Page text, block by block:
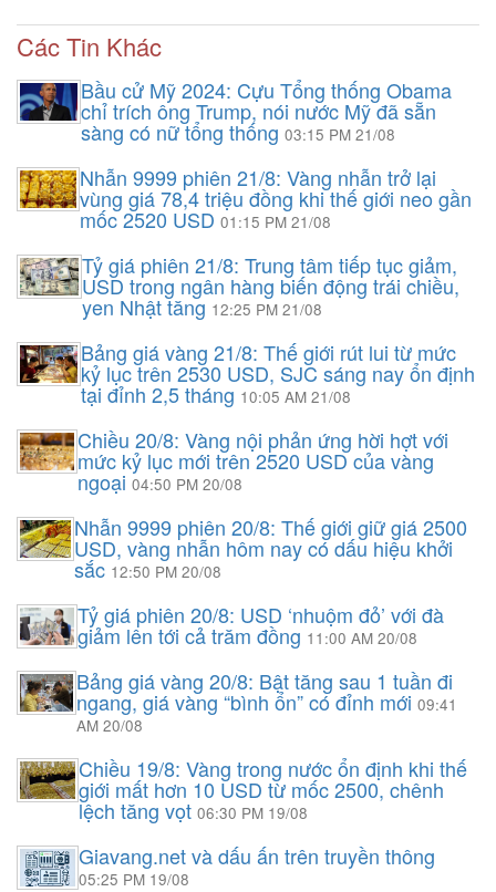
Các Tin Khác
Bầu cử Mỹ 2024: Cựu Tổng thống Obama
chỉ trích ông Trump, nói nước Mỹ đã sẵn
sàng có nữ tổng thống03:15 PM 21/08
Nhẫn 9999 phiên 21/8: Vàng nhẫn trở lại
vùng giá 78,4 triệu đồng khi thế giới neo gần
mốc 2520 USD01:15 PM 21/08
Tỷ giá phiên 21/8: Trung tâm tiếp tục giảm,
USD trong ngân hàng biến động trái chiều,
yen Nhật tăng 12:25 PM 21/08
Bảng giá vàng 21/8: Thế giới rút lui từ mức
kỷ lục trên 2530 USD, SJC sáng nay ổn định
tại đỉnh 2,5 tháng 10:05 AM 21/08
Chiều 20/8: Vàng nội phản ứng hời hợt với
mức kỷ lục mới trên 2520 USD của vàng
ngoại04:50 PM 20/08
Nhẫn 9999 phiên 20/8: Thế giới giữ giá 2500
USD, vàng nhẫn hôm nay có dấu hiệu khởi
sắc 12:50 PM 20/08
Tỷ giá phiên 20/8: USD ‘nhuộm đỏ’ với đà
giảm lên tới cả trăm đồng 11:00 AM 20/08
Bảng giá vàng 20/8: Bật tăng sau 1 tuần đi
ngang, giá vàng “bình ổn” có đỉnh mới 09:41
AM 20/08
Chiều 19/8: Vàng trong nước ổn định khi thế
giới mất hơn 10 USD từ mốc 2500, chênh
lệch tăng vọt06:30 PM 19/08
Giavang.net và dấu ấn trên truyền thông
05:25 PM 19/08